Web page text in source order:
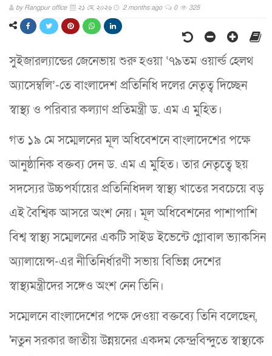
byRangpur office ২১ মে, ২০২৬ 2 months ago 0 325
সুইজারল্যান্ডের জেনেভায় শুরু হওয়া ‘৭৯তম ওয়ার্ল্ড হেলথ
অ্যাসেম্বলি’-তে বাংলাদেশ প্রতিনিধি দলের নেতৃত্ব দিচ্ছেন
স্বাস্থ্য ও পরিবার কল্যাণ প্রতিমন্ত্রী ড. এম এ মুহিত।
গত ১৯ মে সম্মেলনের মূল অধিবেশনে বাংলাদেশের পক্ষে
আনুষ্ঠানিক বক্তব্য দেন ড. এম এ মুহিত। তার নেতৃত্বে ছয়
সদস্যের উচ্চপর্যায়ের প্রতিনিধিদল স্বাস্থ্য খাতের সবচেয়ে বড়
এই বৈশ্বিক আসরে অংশ নেয়। মূল অধিবেশনের পাশাপাশি
বিশ্ব স্বাস্থ্য সম্মেলনের একটি সাইড ইভেন্টে গ্লোবাল ভ্যাকসিন
অ্যালায়েন্স-এর নীতিনির্ধারণী সভায় বিভিন্ন দেশের
স্বাস্থ্যমন্ত্রীদের সঙ্গেও অংশ নেন তিনি।
সম্মেলনে বাংলাদেশের পক্ষে দেওয়া বক্তব্যে তিনি বলেছেন,
'নতুন সরকার জাতীয় উন্নয়নের একদম কেন্দ্রবিন্দুতে স্বাস্থ্যকে